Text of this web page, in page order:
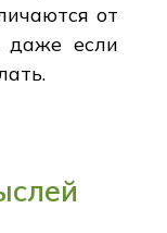
от
даже если